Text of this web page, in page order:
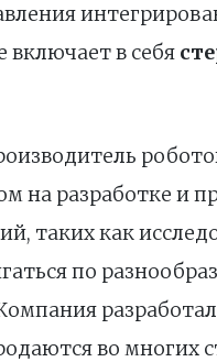
включает в себя
на разработке и
таких как
по
во многих